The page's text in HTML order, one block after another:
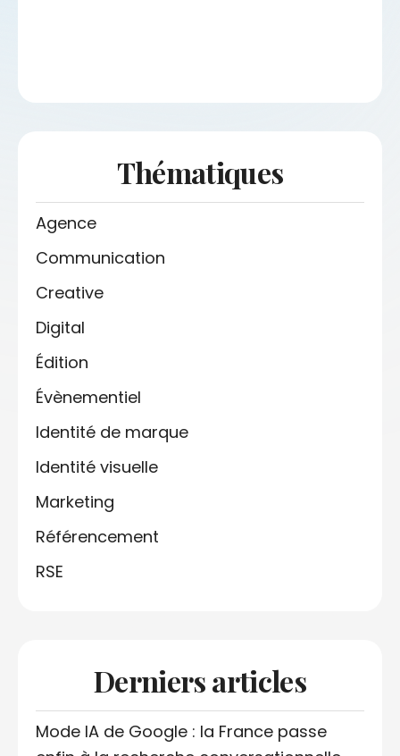
Thématiques
Agence
Communication
Creative
Digital
Édition
Évènementiel
Identité de marque
Identité visuelle
Marketing
Référencement
RSE
Derniers articles
Mode IA de Google : la France passe